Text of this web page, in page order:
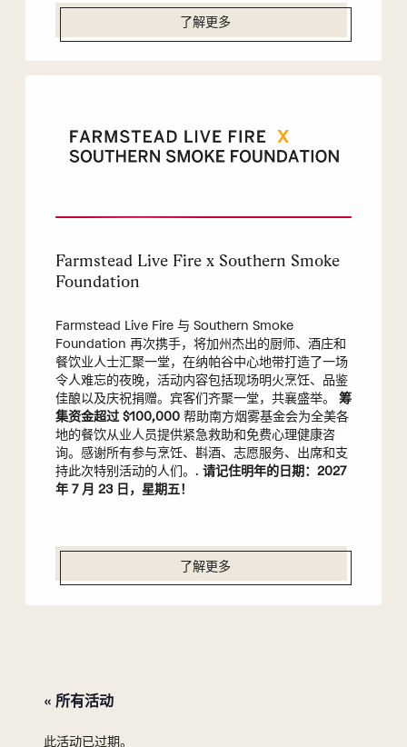
了解更多
Farmstead Live Fire x Southern Smoke
Foundation
Farmstead Live Fire 与 Southern Smoke
Foundation 再次携手，将加州杰出的厨师、酒庄和
餐饮业人士汇聚一堂，在纳帕谷中心地带打造了一场
令人难忘的夜晚，活动内容包括现场明火烹饪、品鉴
佳酿以及庆祝捐赠。宾客们齐聚一堂，共襄盛举。 筹
集资金超过 $100,000帮助南方烟雾基金会为全美各
地的餐饮从业人员提供紧急救助和免费心理健康咨
询。感谢所有参与烹饪、斟酒、志愿服务、出席和支
持此次特别活动的人们。. 请记住明年的日期：2027
年 7 月 23 日，星期五！
了解更多
« 所有活动
此活动已过期。